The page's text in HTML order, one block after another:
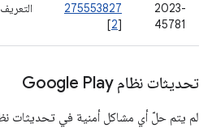
2023-
45781
275553827
[2]
التعريف
تحديثات نظام Google Play